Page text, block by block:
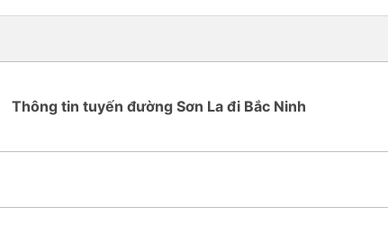
Thông tin tuyến đường Sơn La đi Bắc Ninh